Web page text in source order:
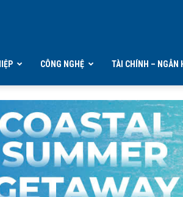
CÔNG NGHỆ TÀI CHÍNH – NGÂN